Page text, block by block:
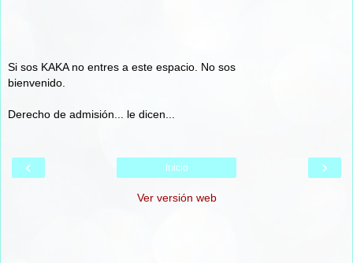
Si sos KAKA no entres a este espacio. No sos
bienvenido.
Derecho de admisión... le dicen...
‹ ›
Inicio
Ver versión web